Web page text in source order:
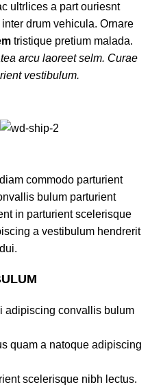
ultrlices a part ouriesnt
inter drum vehicula. Ornare
tristique pretium malada.
arcu laoreet selm. Curae
vestibulum.
commodo parturient
bulum parturient
in parturient scelerisque
a vestibulum hendrerit
adipiscing convallis bulum
quam a natoque adipiscing
scelerisque nibh lectus.